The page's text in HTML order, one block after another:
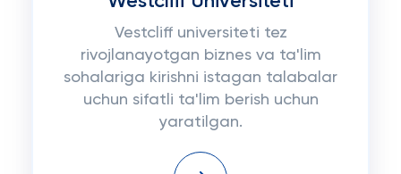
Vestcliff universiteti tez
rivojlanayotgan biznes va ta'lim
sohalariga kirishni istagan talabalar
uchun sifatli ta'lim berish uchun
yaratilgan.